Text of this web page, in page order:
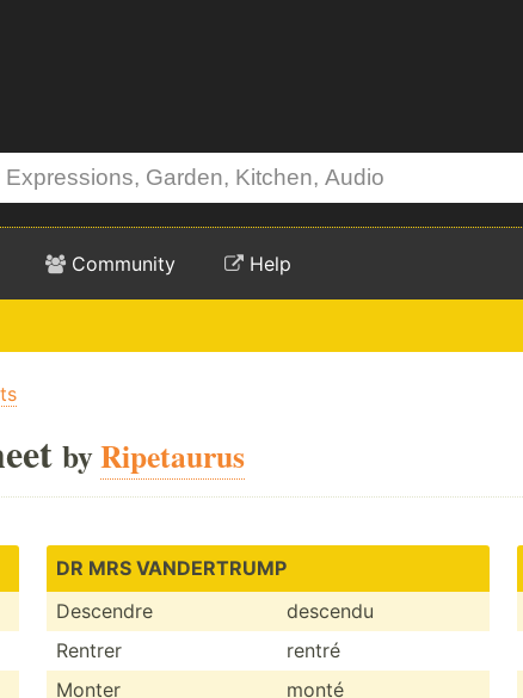
Community Help
byRipetaurus
DR MRS VANDER­TRUMP
Descendre
descendu
Rentrer
rentré
Monter
monté